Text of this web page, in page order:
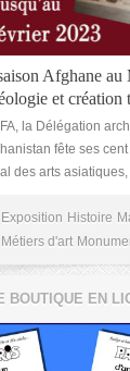
Afghane au
et création
la Délégation
fête ses
des arts
Exposition Histoire
Métiers d'art
BOUTIQUE EN